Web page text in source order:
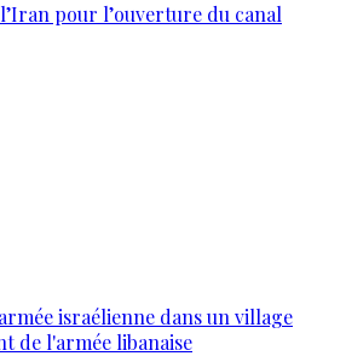
pour l’ouverture du canal
israélienne dans un village
de l'armée libanaise